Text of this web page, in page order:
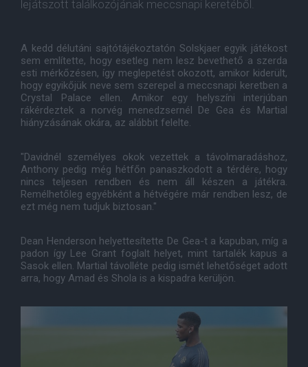
lejátszott találkozójának meccsnapi keretéből.
A kedd délutáni sajtótájékoztatón Solskjaer egyik játékost
sem említette, hogy esetleg nem lesz bevethető a szerda
esti mérkőzésen, így meglepetést okozott, amikor kiderült,
hogy egyikőjük neve sem szerepel a meccsnapi keretben a
Crystal Palace ellen. Amikor egy helyszíni interjúban
rákérdeztek a norvég menedzsernél De Gea és Martial
hiányzásának okára, az alábbit felelte.
"Davidnél személyes okok vezettek a távolmaradáshoz,
Anthony pedig még hétfőn panaszkodott a térdére, hogy
nincs teljesen rendben és nem áll készen a játékra.
Remélhetőleg egyébként a hétvégére már rendben lesz, de
ezt még nem tudjuk biztosan."
Dean Henderson helyettesítette De Gea-t a kapuban, míg a
padon így Lee Grant foglalt helyet, mint tartalék kapus a
Sasok ellen. Martial távolléte pedig ismét lehetőséget adott
arra, hogy Amad és Shola is a kispadra kerüljön.